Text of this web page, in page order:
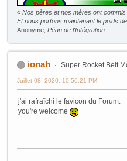
« Nos pères et nos mères ont commis
Et nous portons maintenant le poids
Anonyme, Péan de l'Intégration
ionah Super Rocket Belt
Juillet 08, 2020, 10:50:21 PM
j'ai rafraîchi le favicon du Forum.
you're welcome